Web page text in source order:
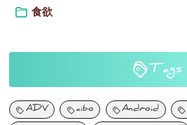
食欲
Tags
ADV aibo Android